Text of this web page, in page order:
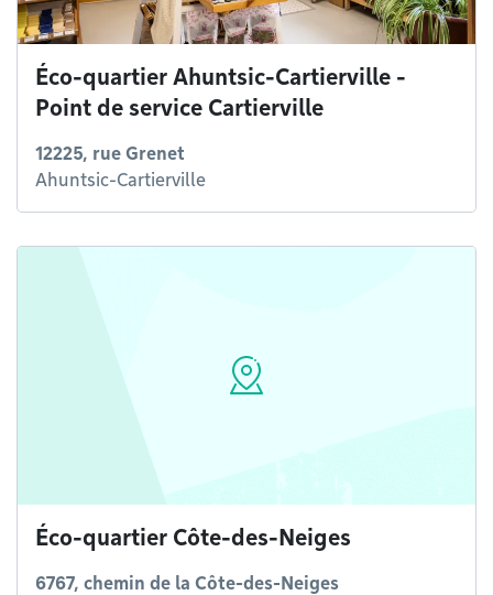
Éco-quartier Ahuntsic-Cartierville -
Point de service Cartierville
12225, rue Grenet
Ahuntsic-Cartierville
Éco-quartier Côte-des-Neiges
6767, chemin de la Côte-des-Neiges